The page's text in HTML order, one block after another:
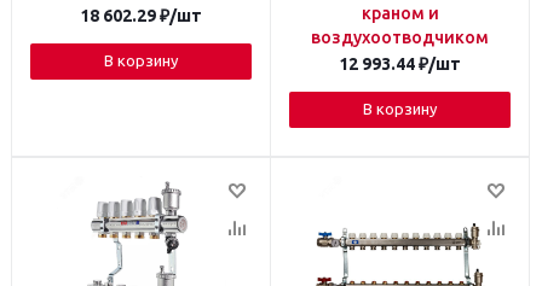
18 602.29₽/шт
В корзину
краном и
воздухоотводчиком
12 993.44₽/шт
В корзину